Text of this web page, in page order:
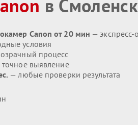
в
Canon от 20 мин —
условия
процесс
выявление
— любые проверки результата